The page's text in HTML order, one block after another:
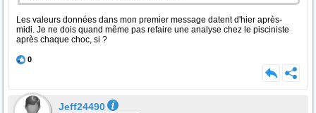
Les valeurs données dans mon premier message datent d'hier après-
midi. Je ne dois quand même pas refaire une analyse chez le pisciniste
après chaque choc, si ?
0
Jeff24490